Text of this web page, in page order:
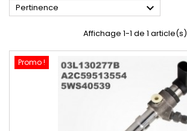
Pertinence 
Affichage 1-1 de 1 article(s)
Promo !